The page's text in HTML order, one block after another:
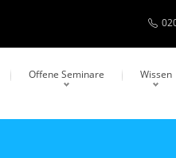
Offene Seminare Wissen